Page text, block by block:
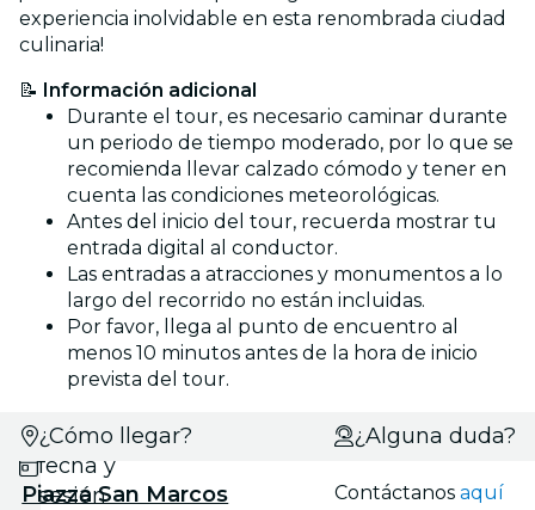
experiencia inolvidable en esta renombrada ciudad
culinaria!
📝 Información adicional
Durante el tour, es necesario caminar durante
un periodo de tiempo moderado, por lo que se
recomienda llevar calzado cómodo y tener en
cuenta las condiciones meteorológicas.
Antes del inicio del tour, recuerda mostrar tu
entrada digital al conductor.
Las entradas a atracciones y monumentos a lo
largo del recorrido no están incluidas.
Por favor, llega al punto de encuentro al
menos 10 minutos antes de la hora de inicio
prevista del tour.
Selecciona
fecha y
sesión
¿Cómo llegar?
Piazza San Marcos
¿Alguna duda?
Contáctanosaquí